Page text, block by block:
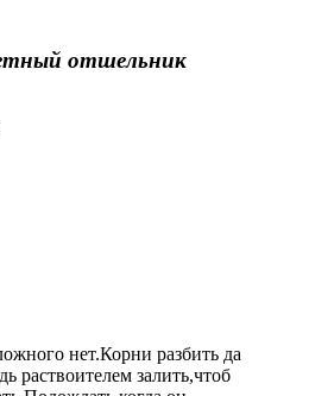
отшельник
нет.Корни разбить да
раствоителем залить,чтоб